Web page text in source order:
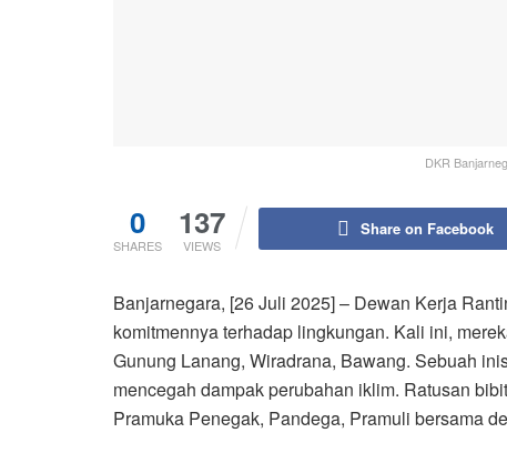
DKR
0
SHARES
137
VIEWS
Share on Facebook
Banjarnegara, [26 Juli 2025] – Dewan Kerja
komitmennya terhadap lingkungan. Kali ini,
Gunung Lanang, Wiradrana, Bawang. Sebuah
mencegah dampak perubahan iklim. Ratusan
Pramuka Penegak, Pandega, Pramuli bersama